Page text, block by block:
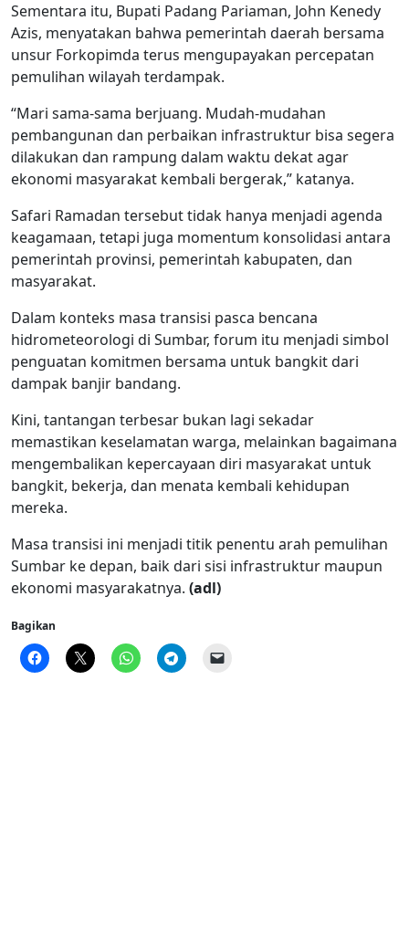
Sementara itu, Bupati Padang Pariaman, John Kenedy
Azis, menyatakan bahwa pemerintah daerah bersama
unsur Forkopimda terus mengupayakan percepatan
pemulihan wilayah terdampak.
“Mari sama-sama berjuang. Mudah-mudahan
pembangunan dan perbaikan infrastruktur bisa segera
dilakukan dan rampung dalam waktu dekat agar
ekonomi masyarakat kembali bergerak,” katanya.
Safari Ramadan tersebut tidak hanya menjadi agenda
keagamaan, tetapi juga momentum konsolidasi antara
pemerintah provinsi, pemerintah kabupaten, dan
masyarakat.
Dalam konteks masa transisi pasca bencana
hidrometeorologi di Sumbar, forum itu menjadi simbol
penguatan komitmen bersama untuk bangkit dari
dampak banjir bandang.
Kini, tantangan terbesar bukan lagi sekadar
memastikan keselamatan warga, melainkan bagaimana
mengembalikan kepercayaan diri masyarakat untuk
bangkit, bekerja, dan menata kembali kehidupan
mereka.
Masa transisi ini menjadi titik penentu arah pemulihan
Sumbar ke depan, baik dari sisi infrastruktur maupun
ekonomi masyarakatnya. (adl)
Bagikan